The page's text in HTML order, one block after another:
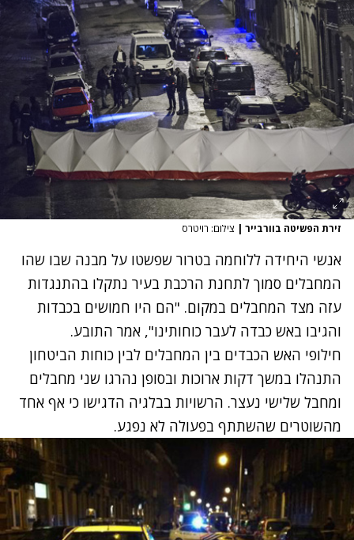
זירת הפשיטה בוורבייר | צילום: רויטרס
אנשי היחידה ללוחמה בטרור שפשטו על מבנה שבו שהו
המחבלים סמוך לתחנת הרכבת בעיר נתקלו בהתנגדות
עזה מצד המחבלים במקום. "הם היו חמושים בכבדות
והגיבו באש כבדה לעבר כוחותינו", אמר התובע.
נתקלנו בבעיה
נסה שוב
חילופי האש הכבדים בין המחבלים לבין כוחות הביטחון
התנהלו במשך דקות ארוכות ובסופן נהרגו שני מחבלים
ומחבל שלישי נעצר. הרשויות בבלגיה הדגישו כי אף אחד
מהשוטרים שהשתתף בפעולה לא נפגע.